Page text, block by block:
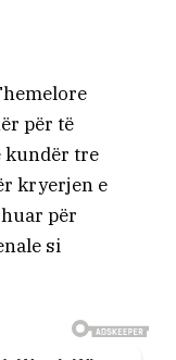
për të
kundër tre
kryerjen e
për
si